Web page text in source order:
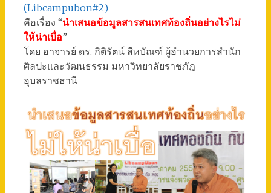
(Libcampubon#2)
คือเรื่อง “นำเสนอข้อมูลสารสนเทศท้องถิ่นอย่างไรไม่
ให้น่าเบื่อ”
โดย อาจารย์ ดร. กิติรัตน์ สีหบัณฑ์ ผู้อำนวยการสำนัก
ศิลปะและวัฒนธรรม มหาวิทยาลัยราชภัฎ
อุบลราชธานี